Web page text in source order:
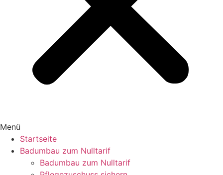
Menü
Startseite
Badumbau zum Nulltarif
Badumbau zum Nulltarif